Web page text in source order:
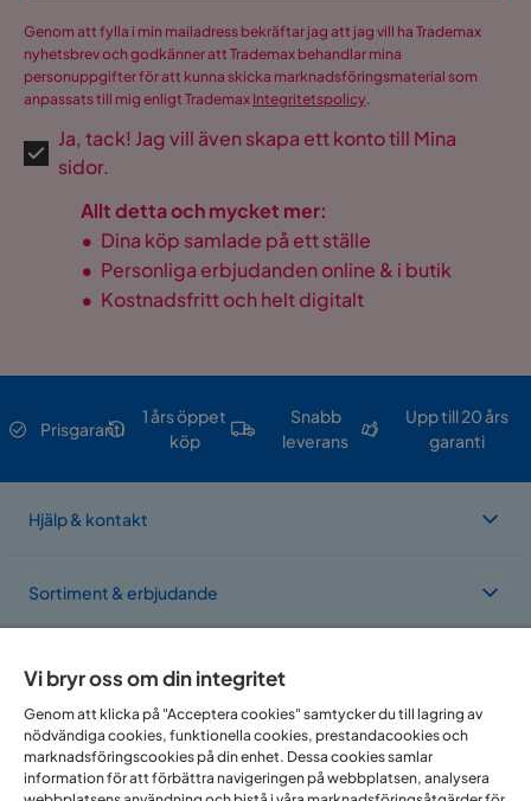
Utseende Trä
Maxvikt 100 Kg
Färg ben Brun
Design
naturlig träfinish.
Montering krävs Ja
62 kg
Skötselråd
Färg Brun
Serie
Storlek
Höjd 80.5 cm
Genom att fylla i min mailadress bekräftar jag att jag vill ha Trademax
nyhetsbrev och godkänner att Trademax behandlar mina
personuppgifter för att kunna skicka marknadsföringsmaterial som
anpassats till mig enligt Trademax Integritetspolicy.
Ja, tack! Jag vill även skapa ett konto till Mina
sidor.
Allt detta och mycket mer:
• Dina köp samlade på ett ställe
• Personliga erbjudanden online & i butik
• Kostnadsfritt och helt digitalt
Prisgaranti
1 års öppet
köp
Snabb
leverans
Upp till 20 års
garanti
Hjälp & kontakt
Sortiment & erbjudande
Vi finns i flera länder
Vi bryr oss om din integritet
Genom att klicka på "Acceptera cookies" samtycker du till lagring av
nödvändiga cookies, funktionella cookies, prestandacookies och
marknadsföringscookies på din enhet. Dessa cookies samlar
information för att förbättra navigeringen på webbplatsen, analysera